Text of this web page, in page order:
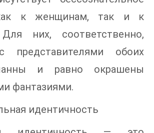
к женщинам, так и к
них, соответственно,
представителями обоих
и равно окрашены
фантазиями.
идентичность